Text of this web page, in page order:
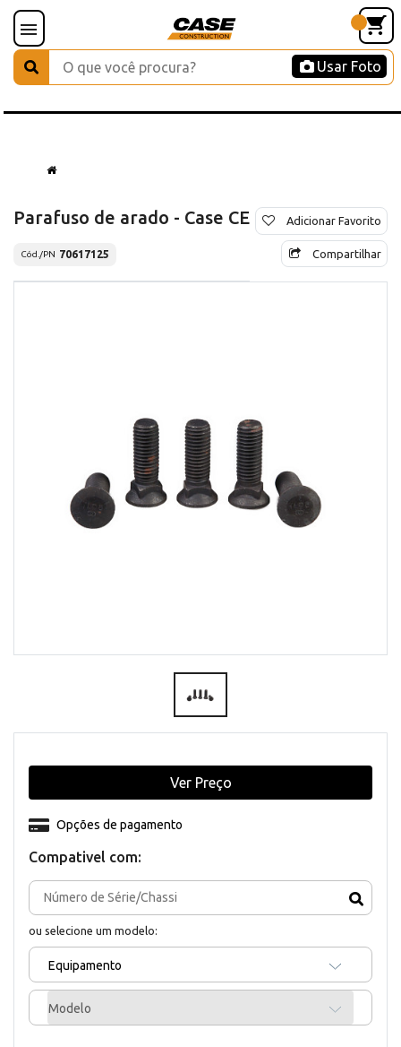
Usar Foto
Parafuso de arado - Case CE
Cód./PN 70617125
Adicionar Favorito
Compartilhar
Compativel com:
ou selecione um modelo:
Equipamento
Modelo
Opções de pagamento
Ver Preço